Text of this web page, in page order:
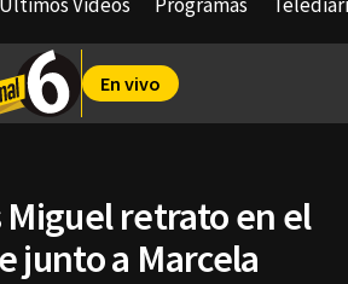
En vivo
Miguel retrato en el
junto a Marcela